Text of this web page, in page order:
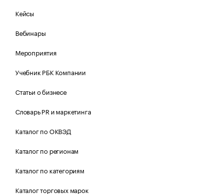
Кейсы
Вебинары
Мероприятия
Учебник РБК Компании
Статьи о бизнесе
Словарь PR и маркетинга
Каталог по ОКВЭД
Каталог по регионам
Каталог по категориям
Каталог торговых марок